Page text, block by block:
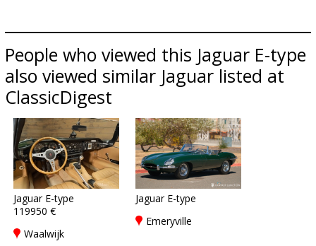
People who viewed this Jaguar E-type
also viewed similar Jaguar listed at
ClassicDigest
Jaguar E-type
119950 €
Waalwijk
Jaguar E-type
Emeryville